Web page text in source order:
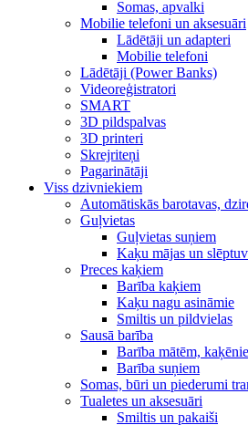
Somas, apvalki
Mobilie telefoni un aksesuāri
Lādētāji un adapteri
Mobilie telefoni
Lādētāji (Power Banks)
Videoreģistratori
SMART
3D pildspalvas
3D printeri
Skrejriteņi
Pagarinātāji
Viss dzivniekiem
Automātiskās barotavas,
Guļvietas
Guļvietas suņiem
Kaķu mājas un
Preces kaķiem
Barība kaķiem
Kaķu nagu asināmie
Smiltis un pildvielas
Sausā barība
Barība mātēm,
Barība suņiem
Somas, būri un piederumi
Tualetes un aksesuāri
Smiltis un pakaiši